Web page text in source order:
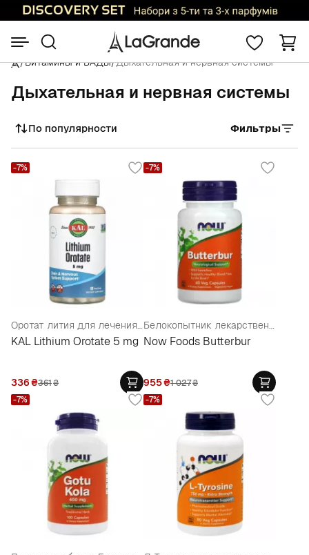
/Витамины и БАДы/Дыхательная и нервная системы
Дыхательная и нервная системы
Сортировать
По популярности Фильтры
Оротат лития для лечения эйфории и несознательного сильного эмоционального перевозбуждения
KAL Lithium Orotate 5 mg
336₴361₴
-7%
Белокопытник лекарственный, Пиретрум (неврологическая поддержка)
Now Foods Butterbur
955₴1 027₴
-7%
-7% -7%